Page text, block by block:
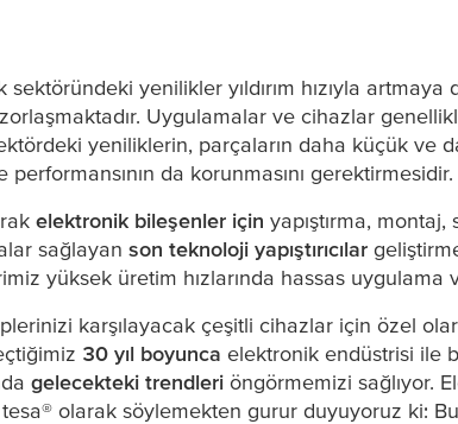
Yapıştırıcı
Elektroniğinin
sektöründeki yenilikler yıldırım hızıyla
Uygulamalar ve cihazlar
yeniliklerin, parçaların daha küçük ve
performansının da korunmasını gerektirmesidir.
elektronik bileşenler için yapıştırma,
sağlayan son teknoloji yapıştırıcılar
yüksek üretim hızlarında hassas uygulama
karşılayacak çeşitli cihazlar için özel
30 yıl boyunca elektronik endüstrisi ile
gelecekteki trendleri öngörmemizi sağlıyor.
tesa® olarak söylemekten gurur duyuyoruz ki: